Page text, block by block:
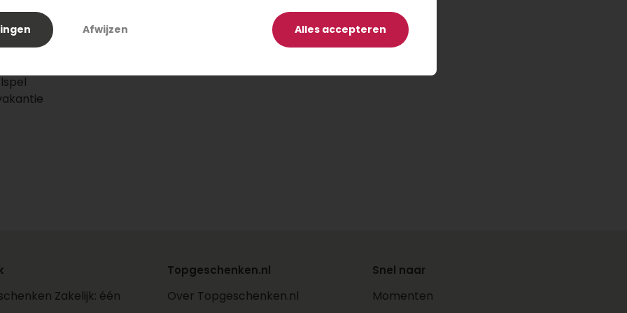
in
die
Zakelijk: één
Topgeschenken.nl
Over Topgeschenken.nl
Snel naar
Momenten
Alles accepteren
Afwijzen